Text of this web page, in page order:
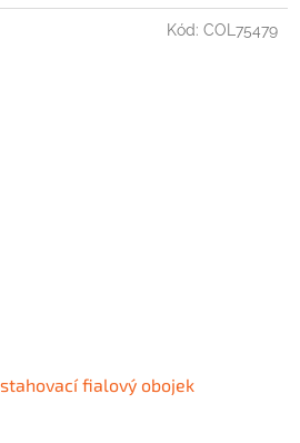
fialový obojek
Kód: COL75479